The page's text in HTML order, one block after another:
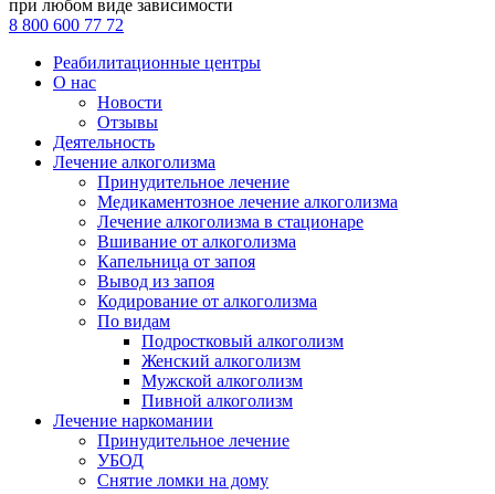
при любом виде зависимости
8 800 600 77 72
Реабилитационные центры
О нас
Новости
Отзывы
Деятельность
Лечение алкоголизма
Принудительное лечение
Медикаментозное лечение алкоголизма
Лечение алкоголизма в стационаре
Вшивание от алкоголизма
Капельница от запоя
Вывод из запоя
Кодирование от алкоголизма
По видам
Подростковый алкоголизм
Женский алкоголизм
Мужской алкоголизм
Пивной алкоголизм
Лечение наркомании
Принудительное лечение
УБОД
Снятие ломки на дому